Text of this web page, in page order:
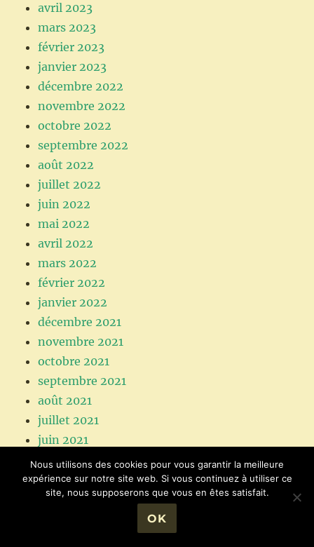
avril 2023
mars 2023
février 2023
janvier 2023
décembre 2022
novembre 2022
octobre 2022
septembre 2022
août 2022
juillet 2022
juin 2022
mai 2022
avril 2022
mars 2022
février 2022
janvier 2022
décembre 2021
novembre 2021
octobre 2021
septembre 2021
août 2021
juillet 2021
juin 2021
mai 2021
avril 2021
mars 2021
Nous utilisons des cookies pour vous garantir la meilleure
expérience sur notre site web. Si vous continuez à utiliser ce
site, nous supposerons que vous en êtes satisfait.
OK